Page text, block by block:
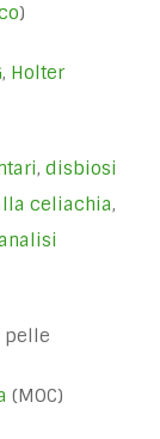
)
, Holter
, disbiosi
celiachia,
pelle
(MOC)